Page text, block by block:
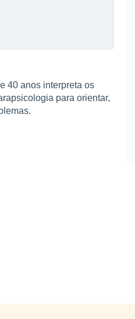
40 anos interpreta os
para orientar,